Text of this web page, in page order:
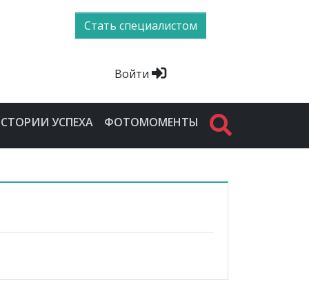
Стать специалистом
Войти
УСПЕХА ФОТОМОМЕНТЫ